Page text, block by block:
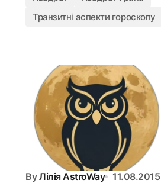
Транзитні аспекти гороскопу
By Лілія AstroWay 11.08.2015